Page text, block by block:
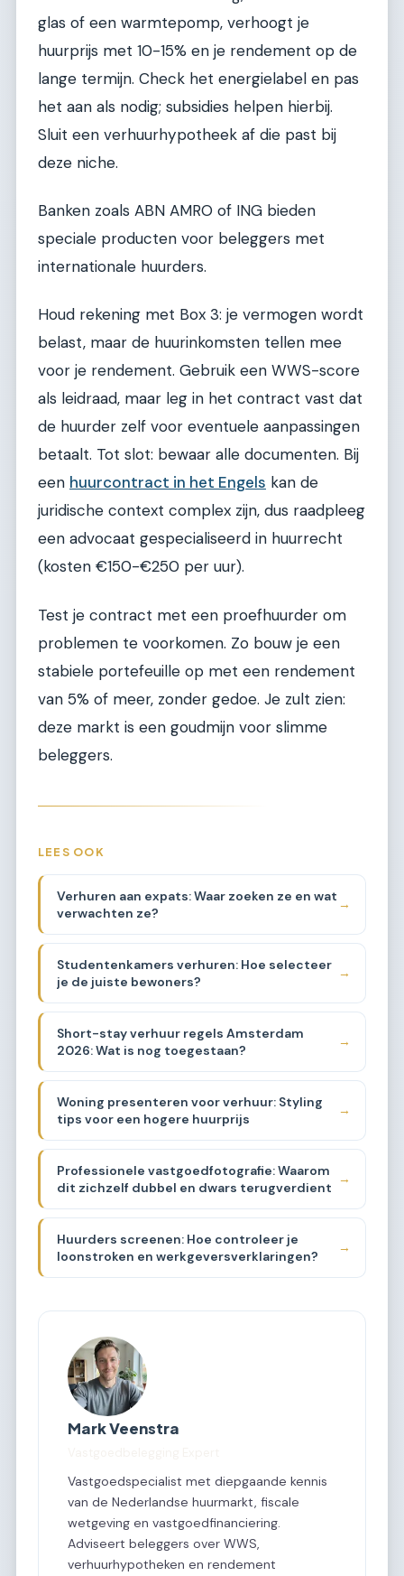
glas of een warmtepomp, verhoogt je
huurprijs met 10-15% en je rendement op de
lange termijn. Check het energielabel en pas
het aan als nodig; subsidies helpen hierbij.
Sluit een verhuurhypotheek af die past bij
deze niche.
Banken zoals ABN AMRO of ING bieden
speciale producten voor beleggers met
internationale huurders.
Houd rekening met Box 3: je vermogen wordt
belast, maar de huurinkomsten tellen mee
voor je rendement. Gebruik een WWS-score
als leidraad, maar leg in het contract vast dat
de huurder zelf voor eventuele aanpassingen
betaalt. Tot slot: bewaar alle documenten. Bij
een huurcontract in het Engels kan de
juridische context complex zijn, dus raadpleeg
een advocaat gespecialiseerd in huurrecht
(kosten €150-€250 per uur).
Test je contract met een proefhuurder om
problemen te voorkomen. Zo bouw je een
stabiele portefeuille op met een rendement
van 5% of meer, zonder gedoe. Je zult zien:
deze markt is een goudmijn voor slimme
beleggers.
LEES OOK
Verhuren aan expats: Waar zoeken ze en wat
verwachten ze?
→
Studentenkamers verhuren: Hoe selecteer
je de juiste bewoners?
→
Short-stay verhuur regels Amsterdam
2026: Wat is nog toegestaan?
→
Woning presenteren voor verhuur: Styling
tips voor een hogere huurprijs
→
Professionele vastgoedfotografie: Waarom
dit zichzelf dubbel en dwars terugverdient
→
Huurders screenen: Hoe controleer je
loonstroken en werkgeversverklaringen?
→
Mark Veenstra
Vastgoedspecialist met diepgaande kennis
van de Nederlandse huurmarkt, fiscale
wetgeving en vastgoedfinanciering.
Adviseert beleggers over WWS,
verhuurhypotheken en rendement